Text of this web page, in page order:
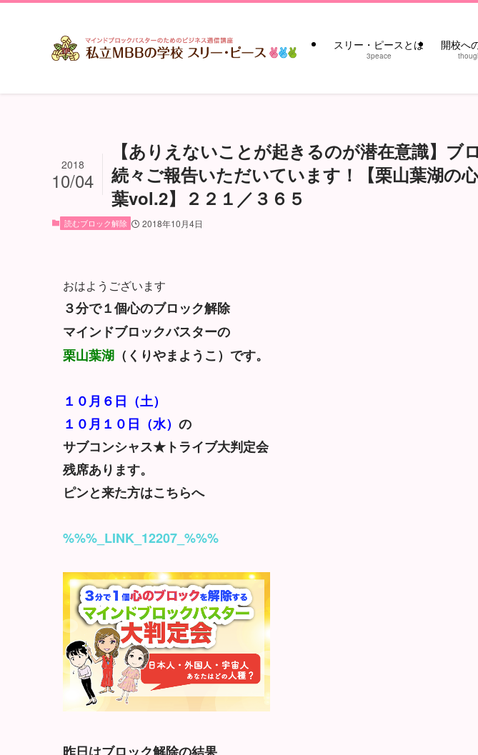
スリー・ピースとは
3peace
開校へ
【ありえないことが起きるのが潜在意識】ブ
続々ご報告いただいています！【栗山葉湖の
葉vol.2】２２１／３６５
2018
10/04
読むブロック解除 2018年10月4日
おはようございます
３分で１個心のブロック解除
マインドブロックバスターの
栗山葉湖 （くりやまようこ）です。
１０月６日（土）
１０月１０日（水） の
サブコンシャス★トライブ大判定会
残席あります。
ピンと来た方はこちらへ
%%%_LINK_12207_%%%
昨日はブロック解除の結果